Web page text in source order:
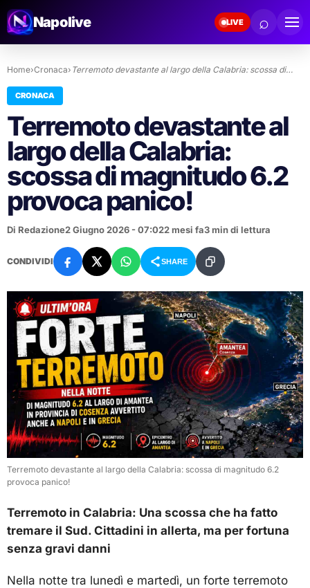
Napolive LIVE ⌕
Home›Cronaca› Terremoto devastante al largo della Calabria: scossa di…
CRONACA
Terremoto devastante al
largo della Calabria:
scossa di magnitudo 6.2
provoca panico!
Di Redazione2 Giugno 2026 - 07:022 mesi fa3 min di lettura
CONDIVIDI SHARE
Terremoto devastante al largo della Calabria: scossa di magnitudo 6.2
provoca panico!
Terremoto in Calabria: Una scossa che ha fatto
tremare il Sud. Cittadini in allerta, ma per fortuna
senza gravi danni
Nella notte tra lunedì e martedì, un forte terremoto